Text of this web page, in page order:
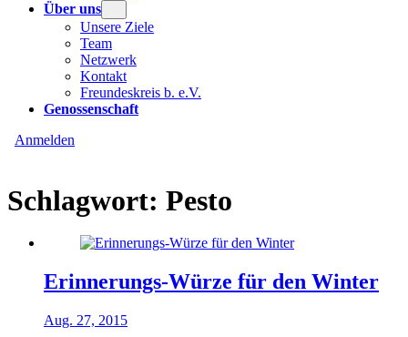
Über uns
Unsere Ziele
Team
Netzwerk
Kontakt
Freundeskreis b. e.V.
Genossenschaft
Anmelden
Schlagwort: Pesto
Erinnerungs-Würze für den Winter
Aug. 27, 2015